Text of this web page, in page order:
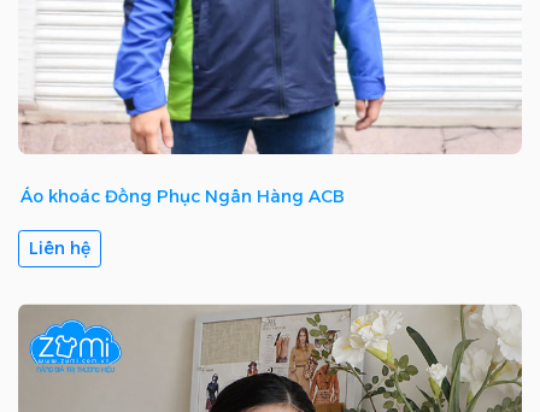
Áo khoác Đồng Phục Ngân Hàng ACB
Liên hệ